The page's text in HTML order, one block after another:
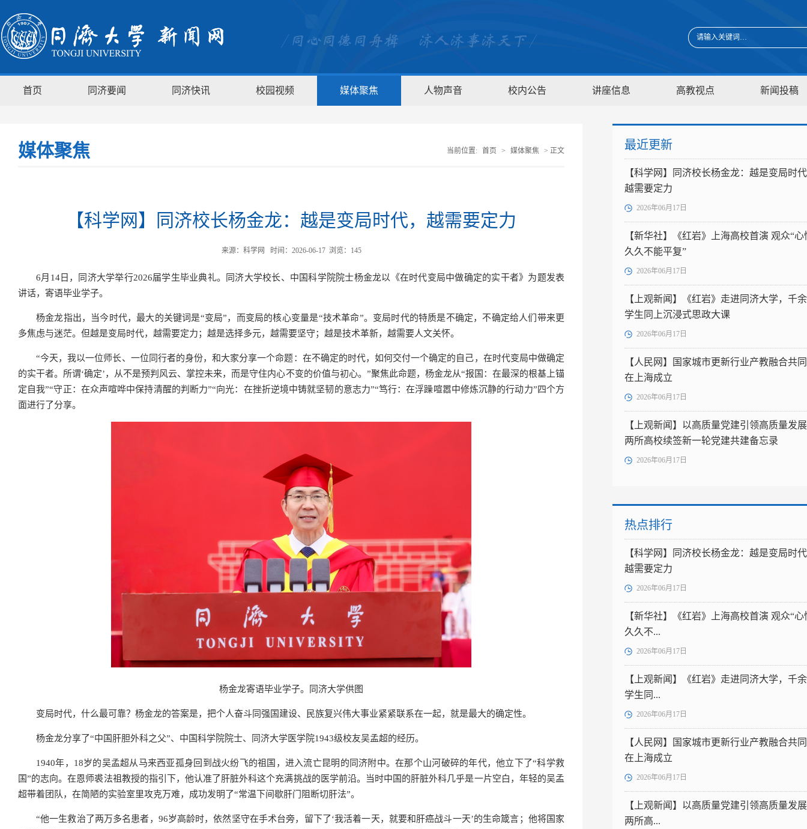
首页 同济要闻 同济快讯 校园视频 媒体聚焦 人物声音 校内公告 讲座信息 高教视点 新闻投稿
媒体聚焦 当前位置: 首页 > 媒体聚焦 > 正文
【科学网】同济校长杨金龙：越是变局时代，越需要定力
来源：科学网 时间：2026-06-17 浏览： 145
6月14日，同济大学举行2026届学生毕业典礼。同济大学校长、中国科学院院士杨金龙以《在时代变局中做确定的实干者》为题发表
讲话，寄语毕业学子。
杨金龙指出，当今时代，最大的关键词是“变局”，而变局的核心变量是“技术革命”。变局时代的特质是不确定，不确定给人们带来更
多焦虑与迷茫。但越是变局时代，越需要定力；越是选择多元，越需要坚守；越是技术革新，越需要人文关怀。
“今天，我以一位师长、一位同行者的身份，和大家分享一个命题：在不确定的时代，如何交付一个确定的自己，在时代变局中做确定
的实干者。所谓‘确定’，从不是预判风云、掌控未来，而是守住内心不变的价值与初心。”聚焦此命题，杨金龙从“报国：在最深的根基上锚
定自我”“守正：在众声喧哗中保持清醒的判断力”“向光：在挫折逆境中铸就坚韧的意志力”“笃行：在浮躁喧嚣中修炼沉静的行动力”四个方
面进行了分享。
杨金龙寄语毕业学子。同济大学供图
变局时代，什么最可靠？杨金龙的答案是，把个人奋斗同强国建设、民族复兴伟大事业紧紧联系在一起，就是最大的确定性。
杨金龙分享了“中国肝胆外科之父”、中国科学院院士、同济大学医学院1943级校友吴孟超的经历。
1940年，18岁的吴孟超从马来西亚孤身回到战火纷飞的祖国，进入流亡昆明的同济附中。在那个山河破碎的年代，他立下了“科学救
国”的志向。在恩师裘法祖教授的指引下，他认准了肝脏外科这个充满挑战的医学前沿。当时中国的肝脏外科几乎是一片空白，年轻的吴孟
超带着团队，在简陋的实验室里攻克万难，成功发明了“常温下间歇肝门阻断切肝法”。
“他一生救治了两万多名患者，96岁高龄时，依然坚守在手术台旁，留下了‘我活着一天，就要和肝癌战斗一天’的生命箴言；他将国家
最近更新
【科学网】同济校长杨金龙：越是变局时
越需要定力
2026年06月17日
【新华社】《红岩》上海高校首演 观众“心
久久不能平复”
2026年06月17日
【上观新闻】《红岩》走进同济大学，千
学生同上沉浸式思政大课
2026年06月17日
【人民网】国家城市更新行业产教融合共
在上海成立
2026年06月17日
【上观新闻】以高质量党建引领高质量发
两所高校续签新一轮党建共建备忘录
2026年06月17日
热点排行
【科学网】同济校长杨金龙：越是变局时
越需要定力
2026年06月17日
【新华社】《红岩》上海高校首演 观众“心
久久不...
2026年06月17日
【上观新闻】《红岩》走进同济大学，千
学生同...
2026年06月17日
【人民网】国家城市更新行业产教融合共
在上海成立
2026年06月17日
【上观新闻】以高质量党建引领高质量发
两所高...